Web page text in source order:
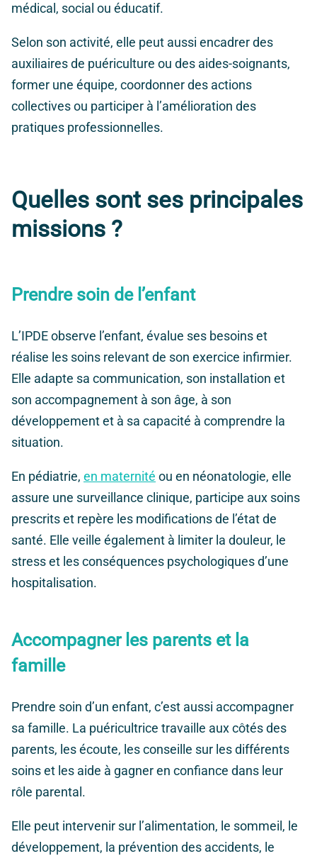
médical, social ou éducatif.
Selon son activité, elle peut aussi encadrer des
auxiliaires de puériculture ou des aides-soignants,
former une équipe, coordonner des actions
collectives ou participer à l’amélioration des
pratiques professionnelles.
Quelles sont ses principales
missions ?
Prendre soin de l’enfant
L’IPDE observe l’enfant, évalue ses besoins et
réalise les soins relevant de son exercice infirmier.
Elle adapte sa communication, son installation et
son accompagnement à son âge, à son
développement et à sa capacité à comprendre la
situation.
En pédiatrie, en maternité ou en néonatologie, elle
assure une surveillance clinique, participe aux soins
prescrits et repère les modifications de l’état de
santé. Elle veille également à limiter la douleur, le
stress et les conséquences psychologiques d’une
hospitalisation.
Accompagner les parents et la
famille
Prendre soin d’un enfant, c’est aussi accompagner
sa famille. La puéricultrice travaille aux côtés des
parents, les écoute, les conseille sur les différents
soins et les aide à gagner en confiance dans leur
rôle parental.
Elle peut intervenir sur l’alimentation, le sommeil, le
développement, la prévention des accidents, le